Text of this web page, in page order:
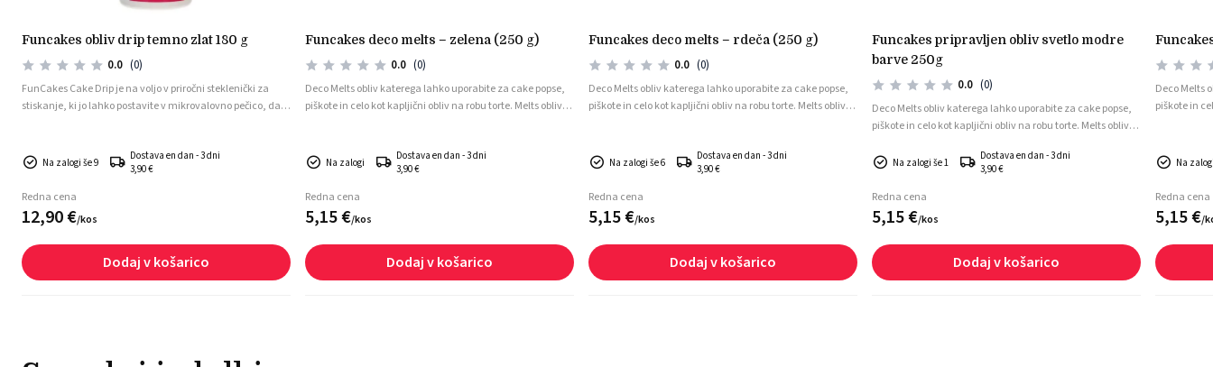
funcakes obliv drip temno zlat 180 g
0.0 (0)
FunCakes Cake Drip je na voljo v priročni steklenički za
stiskanje, ki jo lahko postavite v mikrovalovno pečico, da
Na zalogi še 9
Dostava en dan - 3 dni
3,90 €
Redna cena
12,90€/kos
Dodaj v košarico
funcakes deco melts – zelena (250 g)
0.0 (0)
Deco Melts obliv katerega lahko uporabite za cake popse,
piškote in celo kot kapljični obliv na robu torte. Melts oblivi
Na zalogi
Dostava en dan - 3 dni
3,90 €
Redna cena
5,15€/kos
Dodaj v košarico
funcakes deco melts – rdeča (250 g)
0.0 (0)
Deco Melts obliv katerega lahko uporabite za cake popse,
piškote in celo kot kapljični obliv na robu torte. Melts oblivi
Na zalogi še 6
Dostava en dan - 3 dni
3,90 €
Redna cena
5,15€/kos
Dodaj v košarico
funcakes pripravljen obliv svetlo modre
barve 250g
0.0 (0)
Deco Melts obliv katerega lahko uporabite za cake popse,
piškote in celo kot kapljični obliv na robu torte. Melts oblivi
Na zalogi še 1
Dostava en dan - 3 dni
3,90 €
Redna cena
5,15€/kos
Dodaj v košarico
Deco Melts
piškote in
Na
Redna cena
5,15€/